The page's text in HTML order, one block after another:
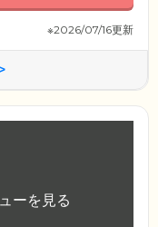
※2026/07/16更新